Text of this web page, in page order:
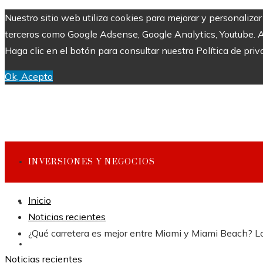
Nuestro sitio web utiliza cookies para mejorar y
terceros como Google Adsense, Google Analytics,
Haga clic en el botón para consultar nuestra Política de
Ok, Acepto
INVERSIONES Y NEGOCIOS
CULTURA Y OCIO
Inicio
Noticias recientes
¿Qué carretera es mejor entre Miami y Miami Beach?
Noticias recientes